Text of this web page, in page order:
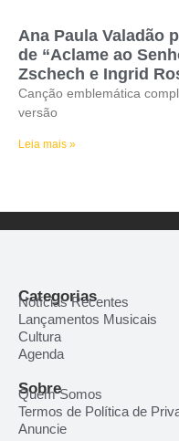
Ana Paula Valadão
de “Aclame ao
Zschech e Ingrid
Canção emblemática
versão
Leia mais »
Categorias
Notícias Recentes
Lançamentos Musicais
Cultura
Agenda
Sobre
Quem Somos
Termos de Política de
Anuncie